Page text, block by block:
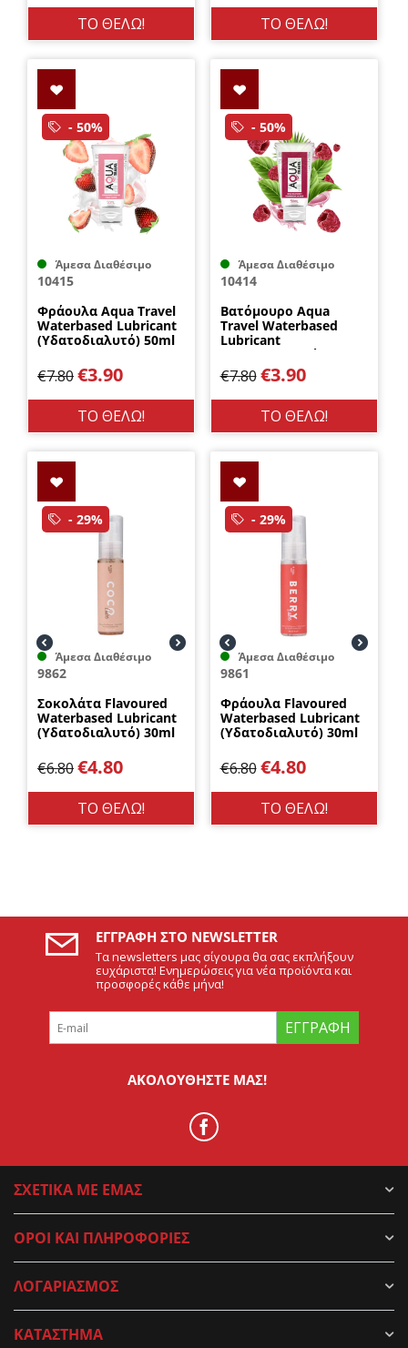
ΤΟ ΘΕΛΩ! ΤΟ ΘΕΛΩ!
- 50%
Άμεσα Διαθέσιμο
10415
Φράουλα Aqua Travel
Waterbased Lubricant
(Υδατοδιαλυτό) 50ml
€7.80€3.90
ΤΟ ΘΕΛΩ!
- 50%
Άμεσα Διαθέσιμο
10414
Βατόμουρο Aqua
Travel Waterbased
Lubricant
(Υδατοδιαλυτό) 50ml
DreamLove
€7.80 €3.90
ΤΟ ΘΕΛΩ!
- 29%
Άμεσα Διαθέσιμο
9862
Σοκολάτα Flavoured
Waterbased Lubricant
(Υδατοδιαλυτό) 30ml
€6.80€4.80
ΤΟ ΘΕΛΩ!
- 29%
Άμεσα Διαθέσιμο
9861
Φράουλα Flavoured
Waterbased Lubricant
(Υδατοδιαλυτό) 30ml
€6.80 €4.80
ΤΟ ΘΕΛΩ!
ΕΓΓΡΑΦΉ ΣΤΟ NEWSLETTER
Τα newsletters μας σίγουρα θα σας εκπλήξουν
ευχάριστα! Ενημερώσεις για νέα προϊόντα και
προσφορές κάθε μήνα!
ΕΓΓΡΑΦΉ
ΑΚΟΛΟΥΘΉΣΤΕ ΜΑΣ!
ΣΧΕΤΙΚΑ ΜΕ ΕΜΑΣ
ΟΡΟΙ ΚΑΙ ΠΛΗΡΟΦΟΡΙΕΣ
ΛΟΓΑΡΙΑΣΜΟΣ
ΚΑΤΑΣΤΗΜΑ